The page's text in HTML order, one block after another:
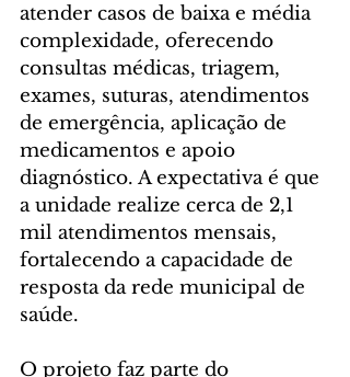
atender casos de baixa e média
complexidade, oferecendo
consultas médicas, triagem,
exames, suturas, atendimentos
de emergência, aplicação de
medicamentos e apoio
diagnóstico. A expectativa é que
a unidade realize cerca de 2,1
mil atendimentos mensais,
fortalecendo a capacidade de
resposta da rede municipal de
saúde.
O projeto faz parte do